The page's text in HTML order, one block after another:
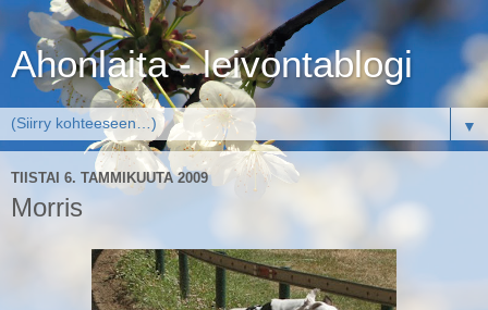
Ahonlaita - leivontablogi
▼
TIISTAI 6. TAMMIKUUTA 2009
Morris